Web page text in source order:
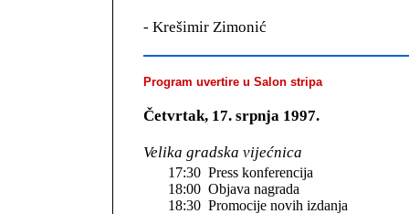
- Krešimir Zimonić
Program uvertire u Salon stripa
Četvrtak, 17. srpnja 1997.
Velika gradska vijećnica
17:30
18:00
18:30
Press konferencija
Objava nagrada
Promocije novih izdanja